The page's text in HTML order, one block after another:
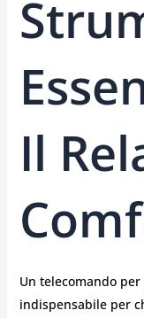
Il
Un telecomando per
indispensabile per